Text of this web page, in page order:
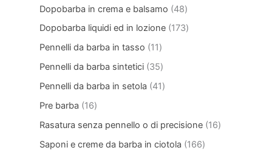
Dopobarba in crema e balsamo
48
Dopobarba liquidi ed in lozione 173
Pennelli da barba in tasso
11
Pennelli da barba sintetici 35
Pennelli da barba in setola
41
Pre barba
16
Rasatura senza pennello o di precisione 16
Saponi e creme da barba in ciotola
166